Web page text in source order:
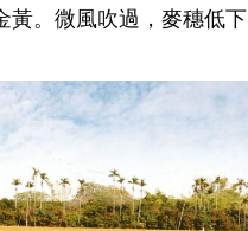
。微風吹過，麥穗低